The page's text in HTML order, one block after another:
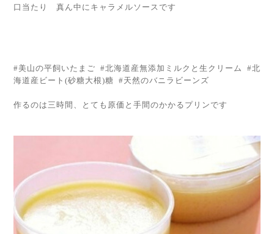
口当たり 真ん中にキャラメルソースです
#美山の平飼いたまご #北海道産無添加ミルクと生クリーム #北
海道産ビート(砂糖大根)糖 #天然のバニラビーンズ
作るのは三時間、とても原価と手間のかかるプリンです